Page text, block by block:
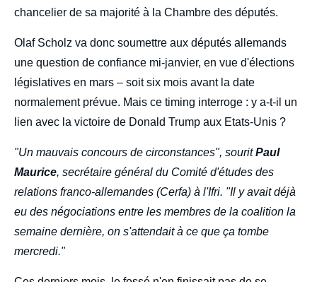
chancelier de sa majorité à la Chambre des députés.
Olaf Scholz va donc soumettre aux députés allemands
une question de confiance mi-janvier, en vue d'élections
législatives en mars – soit six mois avant la date
normalement prévue. Mais ce timing interroge : y a-t-il un
lien avec la victoire de Donald Trump aux Etats-Unis ?
"Un mauvais concours de circonstances", souritPaul
Maurice, secrétaire général du Comité d'études des
relations franco-allemandes (Cerfa) à l'Ifri. "Il y avait déjà
eu des négociations entre les membres de la coalition la
semaine dernière, on s'attendait à ce que ça tombe
mercredi."